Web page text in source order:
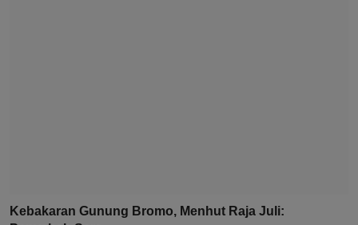
Kebakaran Gunung Bromo, Menhut Raja Juli: